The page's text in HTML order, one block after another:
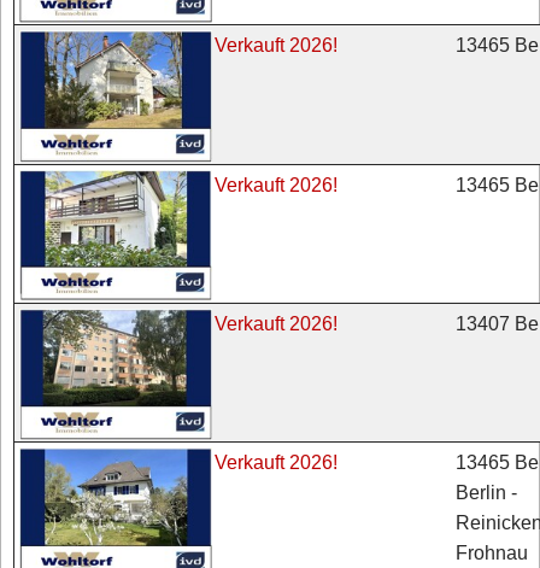
Verkauft 2026! 13465
Verkauft 2026! 13465
Verkauft 2026! 13407
Verkauft 2026!
13465
Berlin -
Frohnau